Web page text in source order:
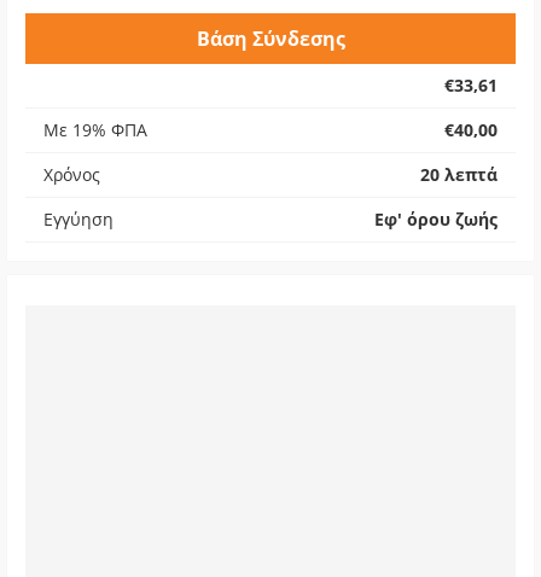
Βάση Σύνδεσης
€33,61
Με 19% ΦΠΑ
€40,00
Χρόνος
20 λεπτά
Εγγύηση
Εφ' όρου ζωής